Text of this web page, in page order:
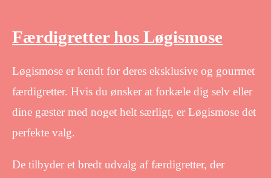
Færdigretter hos Løgismose
Løgismose er kendt for deres eksklusive og gourmet
færdigretter. Hvis du ønsker at forkæle dig selv eller
dine gæster med noget helt særligt, er Løgismose det
perfekte valg.
De tilbyder et bredt udvalg af færdigretter, der